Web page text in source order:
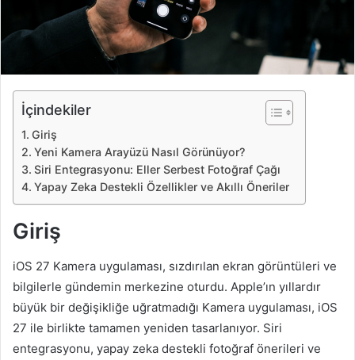
a
e
k
İçindekiler
Giriş
Yeni Kamera Arayüzü Nasıl Görünüyor?
Siri Entegrasyonu: Eller Serbest Fotoğraf Çağı
Yapay Zeka Destekli Özellikler ve Akıllı Öneriler
Giriş
iOS 27 Kamera uygulaması, sızdırılan ekran görüntüleri ve
bilgilerle gündemin merkezine oturdu. Apple’ın yıllardır
büyük bir değişikliğe uğratmadığı Kamera uygulaması, iOS
27 ile birlikte tamamen yeniden tasarlanıyor. Siri
entegrasyonu, yapay zeka destekli fotoğraf önerileri ve